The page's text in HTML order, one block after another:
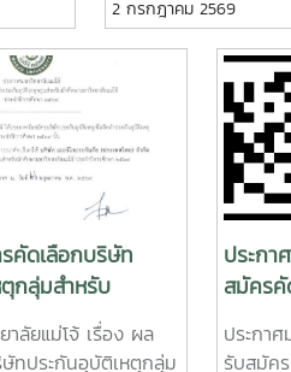
พัฒนา
งเครือ
นแห่ง
าร
ๆ การ
ครื่อง
างตั้ง
กุศลแด่ สมเด็จพระเจ้า
นเรนทิราเทพยวดี กร
วัชรราชธิดา ในวันที่
09.00 – 14.00 น.
อำนวย ยศสุข นักศึกษา
กิจกรรมด้านจิตอาสา
าคม 2569 มีผู้ประสง
ผ่านเกณฑ์สามารถบริ
18,450 CC.) - วันที่
บริจาคโลหิต จำนวน
2 กรกฎาคม 2569
คัดเลือกบริษัท
กลุ่มสำหรับ
าลัยแม่โจ้ ประจำ
าลัยแม่โจ้ เรื่อง ผล
ทประกันอุบัติเหตุกลุ่ม
ประกา
สมัครคั
อุบัติเ
มหาวิท
ประกา
รับสมัค